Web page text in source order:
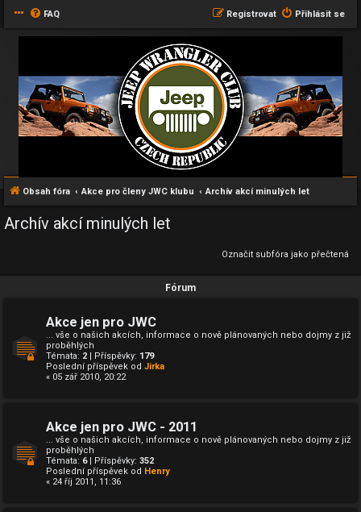
FAQ Přihlásit se
Registrovat
Obsah fóra Akce pro členy JWC klubu Archív akcí minulých let
Archív akcí minulých let
Označit subfóra jako přečtená
Fórum
Akce jen pro JWC
... vše o našich akcích, informace o nově plánovaných nebo dojmy z již
proběhlých
Témata: 2 | Příspěvky: 179
Poslední příspěvek od Jirka
« 05 zář 2010, 20:22
Akce jen pro JWC - 2011
... vše o našich akcích, informace o nově plánovaných nebo dojmy z již
proběhlých
Témata: 6| Příspěvky: 352
Poslední příspěvek od Henry
« 24 říj 2011, 11:36